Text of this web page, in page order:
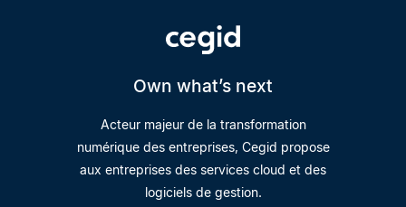
Own what’s next
Acteur majeur de la transformation
numérique des entreprises, Cegid propose
aux entreprises des services cloud et des
logiciels de gestion.